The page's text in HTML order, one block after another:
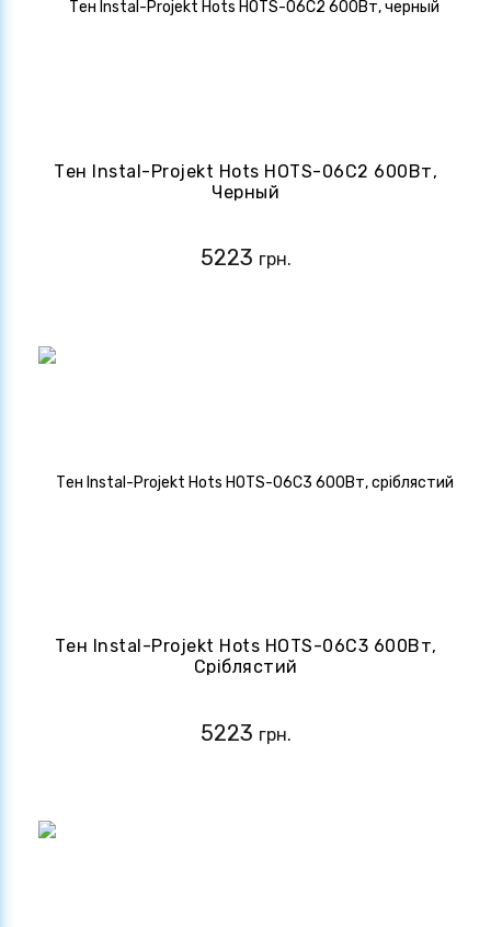
Тен Instal-Projekt Hots HOTS-06C2 600Вт,
Черный
5223 грн.
Тен Instal-Projekt Hots HOTS-06C3 600Вт,
Сріблястий
5223 грн.